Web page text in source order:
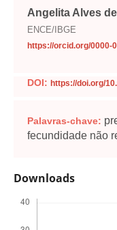
Angelita Alves
ENCE/IBGE
https://orcid.org/0000-
DOI: https://doi.org/
Palavras-chave:
fecundidade não
Downloads